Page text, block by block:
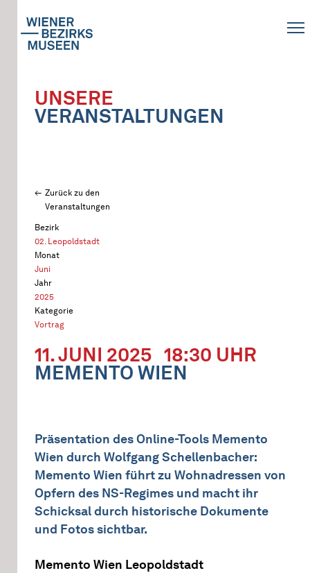
UNSERE
VERANSTALTUNGEN
Zurück zu den
Veranstaltungen
Bezirk
02. Leopoldstadt
Monat
Juni
Jahr
2025
Kategorie
Vortrag
11. JUNI 2025 18:30 UHR
MEMENTO WIEN
Präsentation des Online-Tools Memento
Wien durch Wolfgang Schellenbacher:
Memento Wien führt zu Wohnadressen von
Opfern des NS-Regimes und macht ihr
Schicksal durch historische Dokumente
und Fotos sichtbar.
Memento Wien Leopoldstadt